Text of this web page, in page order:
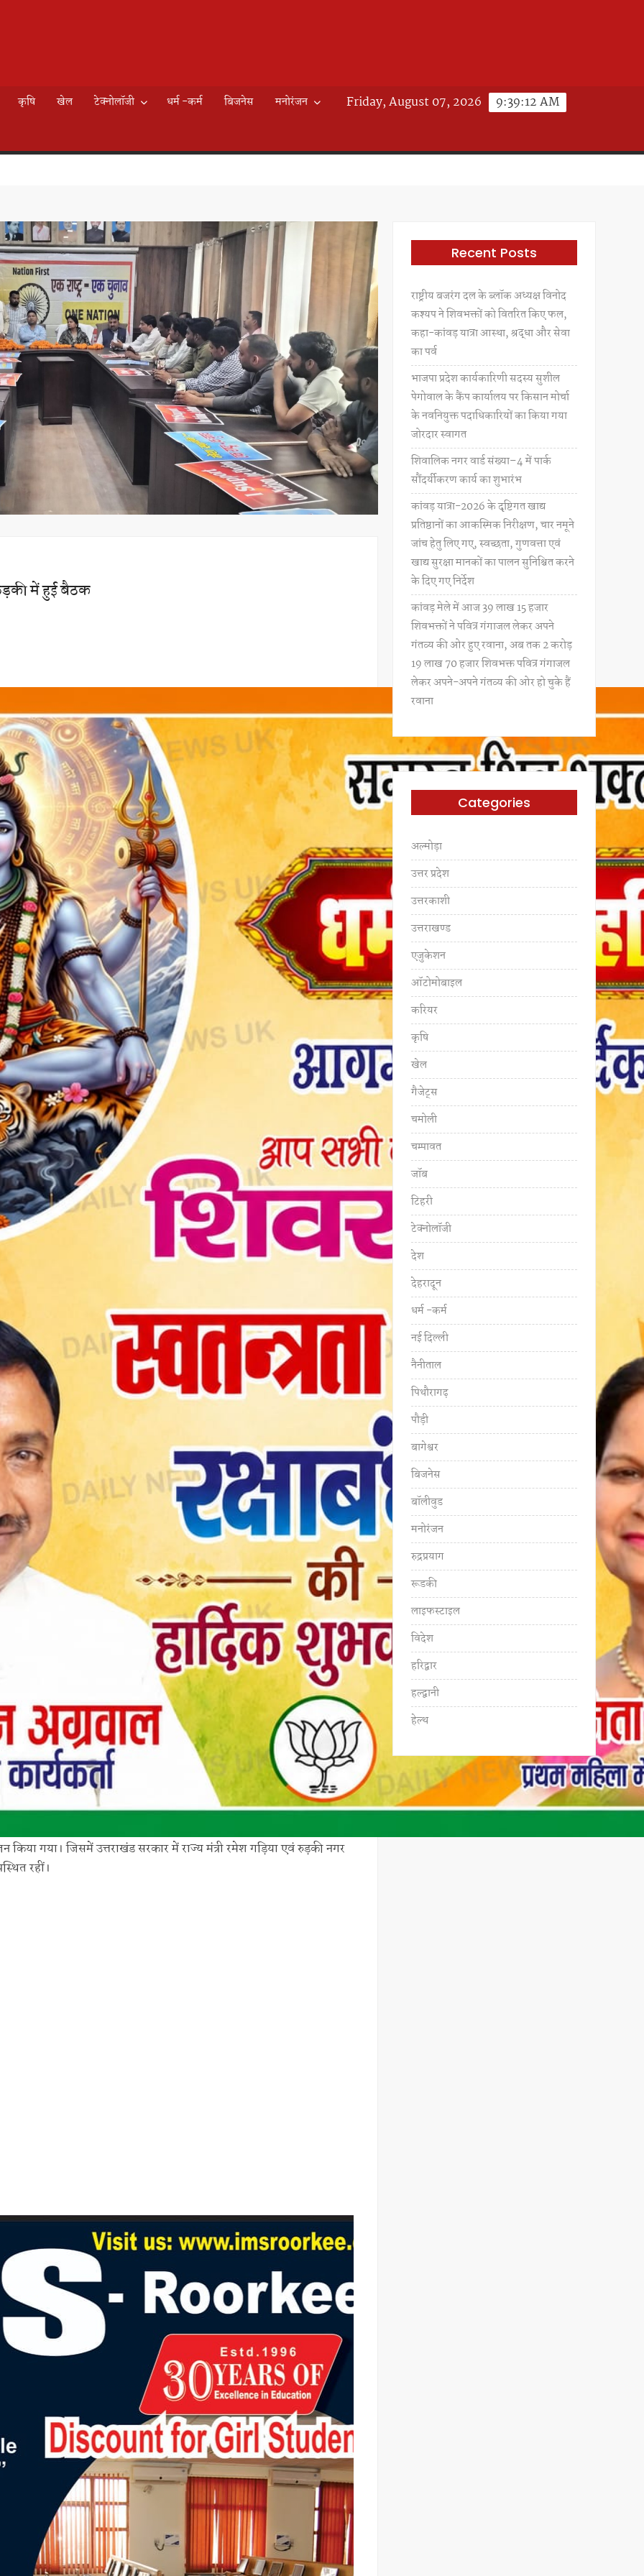
कृषि खेल टेक्नोलॉजी धर्म -कर्म बिजनेस
मनोरंजन
9:39:14 AM
Friday, August 07, 2026
में हुई बैठक
गया। जिसमें उत्तराखंड सरकार में राज्य मंत्री रमेश गड़िया एवं रुड़की नगर
रहीं।
Recent Posts
राष्ट्रीय बजरंग दल के ब्लॉक अध्यक्ष विनोद
कश्यप ने शिवभक्तों को वितरित किए फल,
कहा-कांवड़ यात्रा आस्था, श्रद्धा और सेवा
का पर्व
भाजपा प्रदेश कार्यकारिणी सदस्य सुशील
पेगोवाल के कैंप कार्यालय पर किसान मोर्चा
के नवनियुक्त पदाधिकारियों का किया गया
जोरदार स्वागत
शिवालिक नगर वार्ड संख्या–4 में पार्क
सौंदर्यीकरण कार्य का शुभारंभ
कांवड़ यात्रा-2026 के दृष्टिगत खाद्य
प्रतिष्ठानों का आकस्मिक निरीक्षण, चार नमूने
जांच हेतु लिए गए, स्वच्छता, गुणवत्ता एवं
खाद्य सुरक्षा मानकों का पालन सुनिश्चित करने
के दिए गए निर्देश
कांवड़ मेले में आज 39 लाख 15 हजार
शिवभक्तों ने पवित्र गंगाजल लेकर अपने
गंतव्य की ओर हुए रवाना, अब तक 2 करोड़
19 लाख 70 हजार शिवभक्त पवित्र गंगाजल
लेकर अपने-अपने गंतव्य की ओर हो चुके हैं
रवाना
Categories
अल्मोड़ा
उत्तर प्रदेश
उत्तरकाशी
उत्तराखण्ड
एजुकेशन
ऑटोमोबाइल
करियर
कृषि
खेल
गैजेट्स
चमोली
चम्पावत
जॉब
टिहरी
टेक्नोलॉजी
देश
देहरादून
धर्म -कर्म
नई दिल्ली
नैनीताल
पिथौरागढ़
पौड़ी
बागेश्वर
बिजनेस
बॉलीवुड
मनोरंजन
रुद्रप्रयाग
रूडकी
लाइफस्टाइल
विदेश
हरिद्वार
हल्द्वानी
हेल्थ